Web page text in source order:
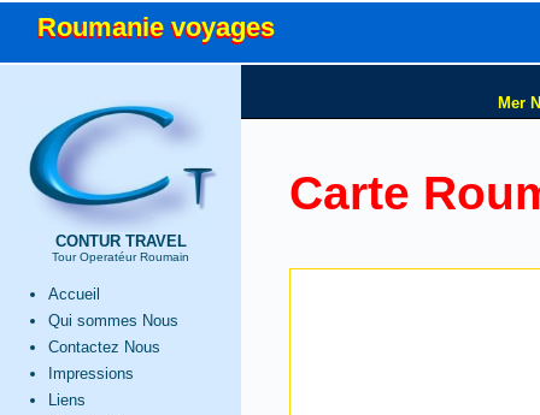
Roumanie voyages
Roumanie voyages
CONTUR TRAVEL
Tour Operatéur Roumain
Accueil
Qui sommes Nous
Contactez Nous
Impressions
Liens
Mer
Carte